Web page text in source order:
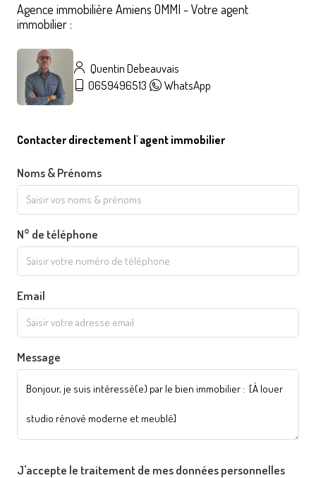
Agence immobilière Amiens OMMI - Votre agent
immobilier :
Quentin Debeauvais
0659496513
WhatsApp
Contacter directement l' agent immobilier
Noms & Prénoms
N° de téléphone
Email
Message
J'accepte le traitement de mes données personnelles